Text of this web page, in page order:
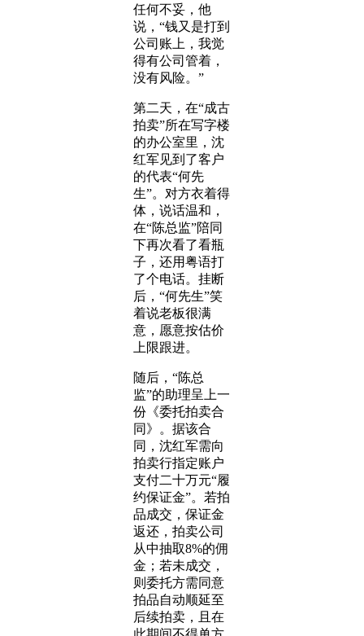
任何不妥，他
说，“钱又是打到
公司账上，我觉
得有公司管着，
没有风险。”
第二天，在“成古
拍卖”所在写字楼
的办公室里，沈
红军见到了客户
的代表“何先
生”。对方衣着得
体，说话温和，
在“陈总监”陪同
下再次看了看瓶
子，还用粤语打
了个电话。挂断
后，“何先生”笑
着说老板很满
意，愿意按估价
上限跟进。
随后，“陈总
监”的助理呈上一
份《委托拍卖合
同》。据该合
同，沈红军需向
拍卖行指定账户
支付二十万元“履
约保证金”。若拍
品成交，保证金
返还，拍卖公司
从中抽取8%的佣
金；若未成交，
则委托方需同意
拍品自动顺延至
后续拍卖，且在